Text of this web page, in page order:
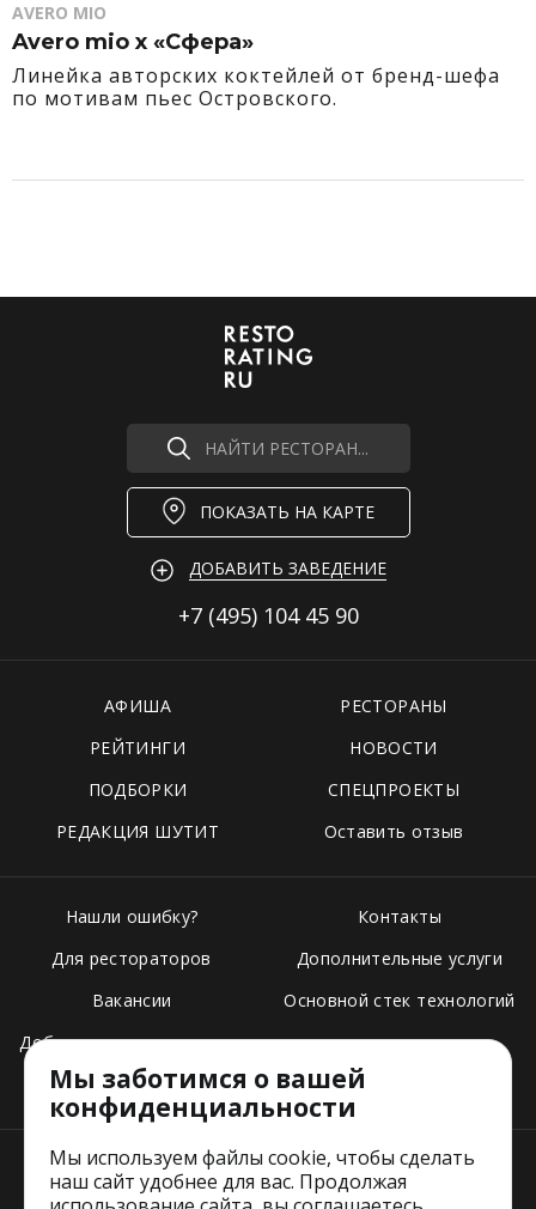
AVERO MIO
Avero mio x «Сфера»
Линейка авторских коктейлей от бренд-шефа
по мотивам пьес Островского.
НАЙТИ РЕСТОРАН...
ПОКАЗАТЬ НА КАРТЕ
ДОБАВИТЬ ЗАВЕДЕНИЕ
+7 (495) 104 45 90
АФИША
РЕСТОРАНЫ
РЕЙТИНГИ
НОВОСТИ
ПОДБОРКИ
СПЕЦПРОЕКТЫ
РЕДАКЦИЯ ШУТИТ
Оставить отзыв
Нашли ошибку?
Для рестораторов
Вакансии
Добавить свое заведение
Тарифы
Контакты
Дополнительные услуги
Основной стек технологий
Мы заботимся о вашей
конфиденциальности
Мы используем файлы cookie, чтобы сделать
наш сайт удобнее для вас. Продолжая